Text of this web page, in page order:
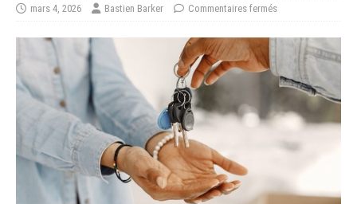
mars 4, 2026 Bastien Barker Commentaires fermés